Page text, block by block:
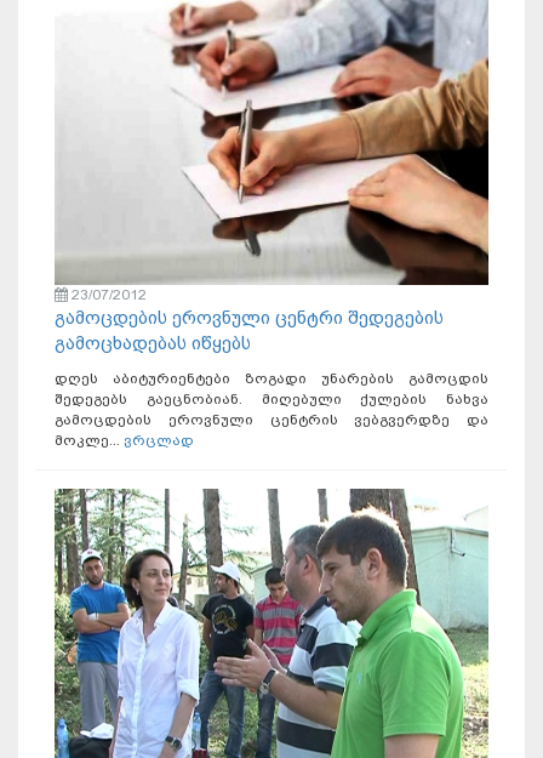
23/07/2012
გამოცდების ეროვნული ცენტრი შედეგების
გამოცხადებას იწყებს
დღეს აბიტურიენტები ზოგადი უნარების გამოცდის
შედეგებს გაეცნობიან. მიღებული ქულების ნახვა
გამოცდების ეროვნული ცენტრის ვებგვერდზე და
მოკლე... ვრცლად